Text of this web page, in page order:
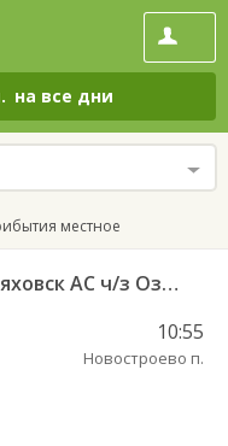
на все дни
местное
567А Калининград АВ — Черняховск АС ч/з Озерки п., Правдинск КДП, Железнодорожный КДП
10:55
Новостроево п.